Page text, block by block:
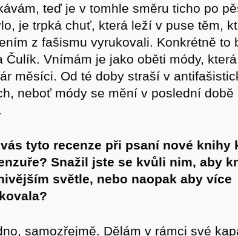
teď je v tomhle směru ticho po
je trpká chuť, která leží v puse těm,
z fašismu vyrukovali. Konkrétně to
Čulík. Vnímám je jako oběti módy,
měsíci. Od té doby straší v
neboť módy se mění v poslední době
tyto recenze při psaní nové knihy
Snažil jste se kvůli nim, aby
světle, nebo naopak aby více
samozřejmě. Dělám v rámci své